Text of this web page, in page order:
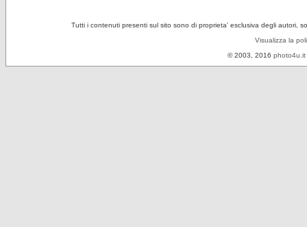
Tutti i contenuti presenti sul sito sono di proprieta' esclusiva degli autori,
Visualizza la
© 2003, 2016 photo4u.it